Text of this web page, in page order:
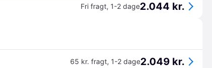
Fri fragt, 1-2 dage2.044 kr.
65 kr. fragt, 1-2 dage2.049 kr.